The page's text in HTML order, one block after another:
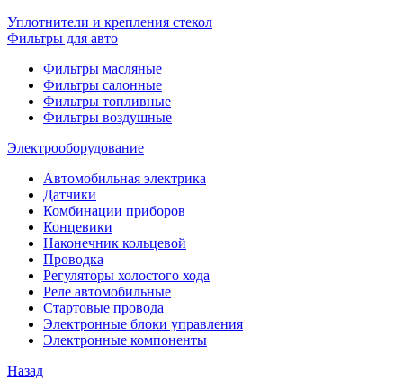
Уплотнители и крепления стекол
Фильтры для авто
Фильтры масляные
Фильтры салонные
Фильтры топливные
Фильтры воздушные
Электрооборудование
Автомобильная электрика
Датчики
Комбинации приборов
Концевики
Наконечник кольцевой
Проводка
Регуляторы холостого хода
Реле автомобильные
Стартовые провода
Электронные блоки управления
Электронные компоненты
Назад